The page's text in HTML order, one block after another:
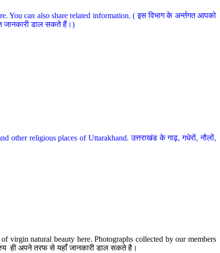
You can also share related information. ( इस विभाग के अर्न्तगत आपको
जानकारी डाल सकते हैं।)
other religious places of Uttarakhand. उत्तराखंड के गाढ़, गधेरों, नौलों,
virgin natural beauty here. Photographs collected by our members
ही अपने तरफ से यहाँ जानकारी डाल सकते है।